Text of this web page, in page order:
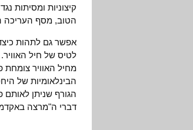
קיצוניות ומסיתות
הטוב, מסף העריכה
אפשר גם לתהות
לטיס של חיל
מחיל האוויר
הבינלאומיות של
הגורף שניתן
דברי ה"מרצה